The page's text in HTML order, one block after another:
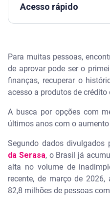
Acesso rápido
Quais são os cartões de
serem aprovados?
Qual é o cartão de
score baixo e precisa de
por essas opções?
Cartão de crédito sem
como funcionam essas
Qual a diferença entre
Para muitas pessoas,
de aprovar pode ser o
finanças, recuperar o
acesso a produtos de
A busca por opções com
últimos anos com o
Segundo dados divulgados
da Serasa, o Brasil já
alta no volume de
recente, de março de
82,8 milhões de pessoas